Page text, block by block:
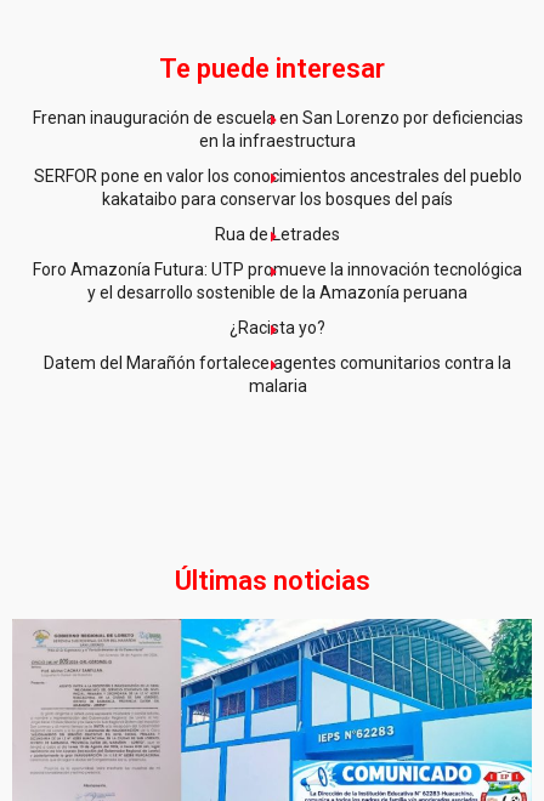
Te puede interesar
Frenan inauguración de escuela en San Lorenzo por deficiencias
en la infraestructura
SERFOR pone en valor los conocimientos ancestrales del pueblo
kakataibo para conservar los bosques del país
Rua de Letrades
Foro Amazonía Futura: UTP promueve la innovación tecnológica
y el desarrollo sostenible de la Amazonía peruana
¿Racista yo?
Datem del Marañón fortalece agentes comunitarios contra la
malaria
Últimas noticias